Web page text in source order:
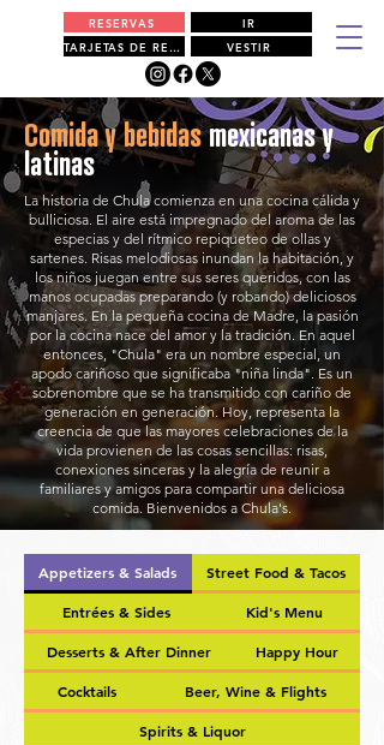
RESERVAS
TARJETAS DE REGALO
IR
VESTIR
Comida y bebidas mexicanas y
latinas
La historia de Chula comienza en una cocina cálida y
bulliciosa. El aire está impregnado del aroma de las
especias y del rítmico repiqueteo de ollas y
sartenes. Risas melodiosas inundan la habitación, y
los niños juegan entre sus seres queridos, con las
manos ocupadas preparando (y robando) deliciosos
manjares. En la pequeña cocina de Madre, la pasión
por la cocina nace del amor y la tradición. En aquel
entonces, "Chula" era un nombre especial, un
apodo cariñoso que significaba "niña linda". Es un
sobrenombre que se ha transmitido con cariño de
generación en generación. Hoy, representa la
creencia de que las mayores celebraciones de la
vida provienen de las cosas sencillas: risas,
conexiones sinceras y la alegría de reunir a
familiares y amigos para compartir una deliciosa
comida. Bienvenidos a Chula's.
Appetizers & Salads Street Food & Tacos
Entrées & Sides Kid's Menu
Desserts & After Dinner Happy Hour
Cocktails Beer, Wine & Flights
Spirits & Liquor